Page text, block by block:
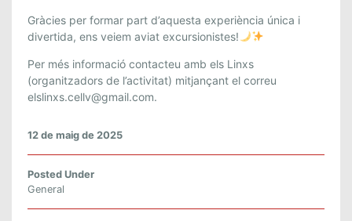
Gràcies per formar part d’aquesta experiència única i
divertida, ens veiem aviat excursionistes!
Per més informació contacteu amb els Linxs
(organitzadors de l’activitat) mitjançant el correu
elslinxs.cellv@gmail.com.
12 de maig de 2025
Posted Under
General